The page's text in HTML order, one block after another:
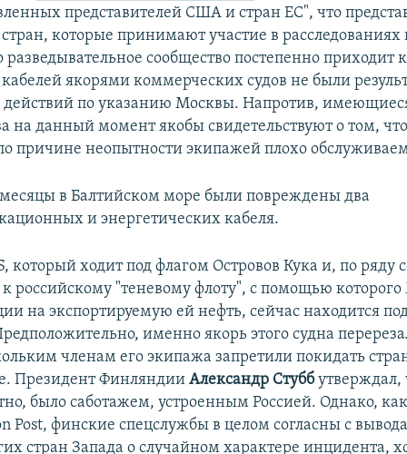
представителей США и стран ЕС", что
которые принимают участие в
сообщество постепенно приходит
якорями коммерческих судов не были
по указанию Москвы. Напротив,
на данный момент якобы свидетельствуют о том,
причине неопытности экипажей плохо
в Балтийском море были повреждены два
и энергетических кабеля.
который ходит под флагом Островов Кука и, по ряду
российскому "теневому флоту", с помощью
на экспортируемую ей нефть, сейчас находится
именно якорь этого судна
членам его экипажа запретили покидать
Президент ФинляндииАлександр Стуббутверждал,
было саботажем, устроенным Россией. Однако,
Post, финские спецслужбы в целом согласны с
стран Запада о случайном характере инцидента,